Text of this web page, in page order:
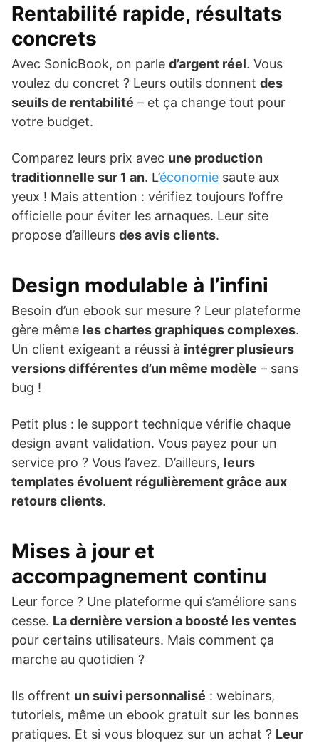
Rentabilité rapide, résultats
concrets
Avec SonicBook, on parle d’argent réel. Vous
voulez du concret ? Leurs outils donnent des
seuils de rentabilité – et ça change tout pour
votre budget.
Comparez leurs prix avec une production
traditionnelle sur 1 an. L’économie saute aux
yeux ! Mais attention : vérifiez toujours l’offre
officielle pour éviter les arnaques. Leur site
propose d’ailleurs des avis clients.
Design modulable à l’infini
Besoin d’un ebook sur mesure ? Leur plateforme
gère même les chartes graphiques complexes.
Un client exigeant a réussi à intégrer plusieurs
versions différentes d’un même modèle – sans
bug !
Petit plus : le support technique vérifie chaque
design avant validation. Vous payez pour un
service pro ? Vous l’avez. D’ailleurs, leurs
templates évoluent régulièrement grâce aux
retours clients.
Mises à jour et
accompagnement continu
Leur force ? Une plateforme qui s’améliore sans
cesse. La dernière version a boosté les ventes
pour certains utilisateurs. Mais comment ça
marche au quotidien ?
Ils offrent un suivi personnalisé : webinars,
tutoriels, même un ebook gratuit sur les bonnes
pratiques. Et si vous bloquez sur un achat ? Leur